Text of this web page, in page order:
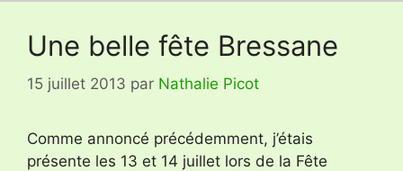
Une belle fête Bressane
15 juillet 2013 par Nathalie Picot
Comme annoncé précédemment, j’étais
présente les 13 et 14 juillet lors de la Fête